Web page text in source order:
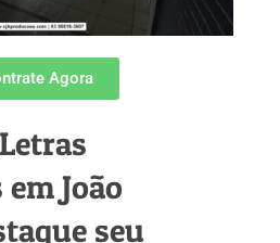
Agora
João
seu